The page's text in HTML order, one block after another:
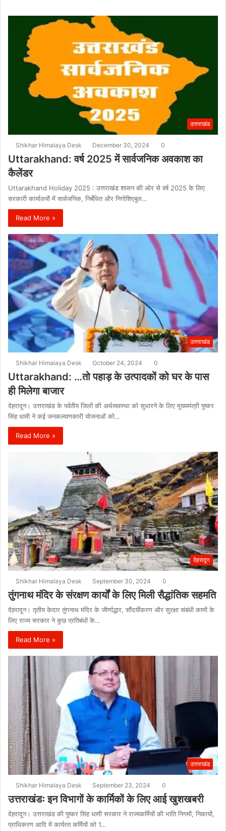
उत्तराखंड
Shikhar Himalaya Desk December 30, 2024 0
Uttarakhand: वर्ष 2025 में सार्वजनिक अवकाश का
कैलेंडर
Uttarakhand Holiday 2025 : उत्तराखंड शासन की ओर से वर्ष 2025 के लिए
सरकारी कार्यालयों में सार्वजनिक, निर्बंधित और निगोशिएबुल…
Read More »
उत्तराखंड
Shikhar Himalaya Desk October 24, 2024 0
Uttarakhand: …तो पहाड़ के उत्पादकों को घर के पास
ही मिलेगा बाजार
देहरादून। उत्तराखंड के पर्वतीय जिलों की अर्थव्यवस्था को सुधारने के लिए मुख्यमंत्री पुष्कर
सिंह धामी ने कई जनकल्याणकारी योजनाओं को…
Read More »
देहरादून
Shikhar Himalaya Desk September 30, 2024 0
तुंगनाथ मंदिर के संरक्षण कार्यों के लिए मिली सैद्धांतिक सहमति
देहरादून। तृतीय केदार तुंगनाथ मंदिर के जीर्णाद्धार, सौंदर्यीकरण और सुरक्षा संबंधी कामों के
लिए राज्य सरकार ने कुछ प्रतिबंधों के…
Read More »
उत्तराखंड
Shikhar Himalaya Desk September 23, 2024 0
उत्तराखंडः इन विभागों के कार्मिकों के लिए आई खुशखबरी
देहरादून। उत्तराखंड की पुष्कर सिंह धामी सरकार ने राज्यकर्मियों की भांति निगमों, निकायों,
प्राधिकरण आदि में कार्यरत कर्मियों को 1…